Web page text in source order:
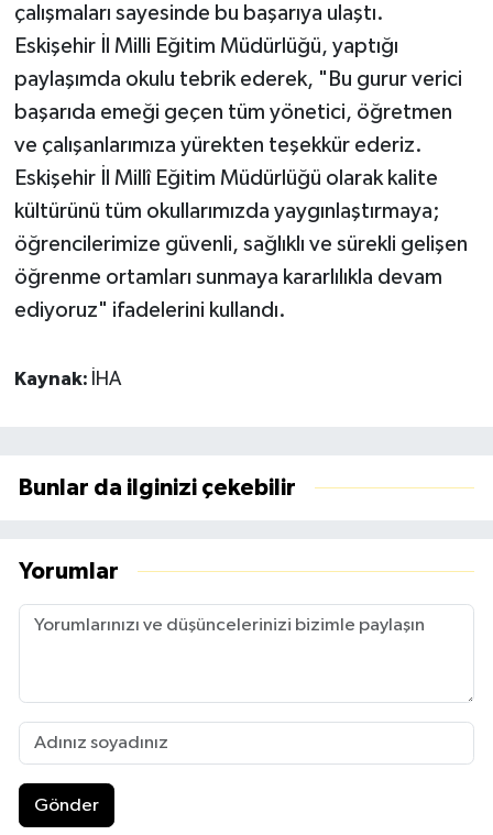
çalışmaları sayesinde bu başarıya ulaştı.
Eskişehir İl Milli Eğitim Müdürlüğü, yaptığı
paylaşımda okulu tebrik ederek, "Bu gurur verici
başarıda emeği geçen tüm yönetici, öğretmen
ve çalışanlarımıza yürekten teşekkür ederiz.
Eskişehir İl Millî Eğitim Müdürlüğü olarak kalite
kültürünü tüm okullarımızda yaygınlaştırmaya;
öğrencilerimize güvenli, sağlıklı ve sürekli gelişen
öğrenme ortamları sunmaya kararlılıkla devam
ediyoruz" ifadelerini kullandı.
Kaynak: İHA
Bunlar da ilginizi çekebilir
Yorumlar
Gönder